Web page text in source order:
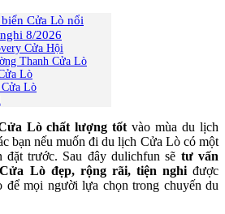
Cửa Lò nổi
8/2026
Cửa Hội
Thanh Cửa Lò
Lò
Lò
Lò chất lượng tốt vào mùa du lịch
bạn nếu muốn đi du lịch Cửa Lò có một
trước. Sau đây dulichfun sẽ tư vấn
Lò đẹp, rộng rãi, tiện nghiđược
để mọi người lựa chọn trong chuyến du